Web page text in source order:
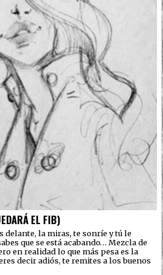
EL FIB)
delante, la miras, te sonríe y tú le
que se está acabando… Mezcla de
en realidad lo que más pesa es la
decir adiós, te remites a los buenos